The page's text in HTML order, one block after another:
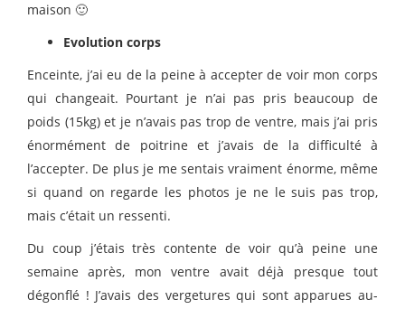
maison 🙂
Evolution corps
Enceinte, j’ai eu de la peine à accepter de voir mon corps
qui changeait. Pourtant je n’ai pas pris beaucoup de
poids (15kg) et je n’avais pas trop de ventre, mais j’ai pris
énormément de poitrine et j’avais de la difficulté à
l’accepter. De plus je me sentais vraiment énorme, même
si quand on regarde les photos je ne le suis pas trop,
mais c’était un ressenti.
Du coup j’étais très contente de voir qu’à peine une
semaine après, mon ventre avait déjà presque tout
dégonflé ! J’avais des vergetures qui sont apparues au-